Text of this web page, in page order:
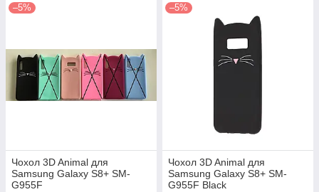
–5%
Чохол 3D Animal для
Samsung Galaxy S8+ SM-
G955F
–5%
Чохол 3D Animal для
Samsung Galaxy S8+ SM-
G955F Black